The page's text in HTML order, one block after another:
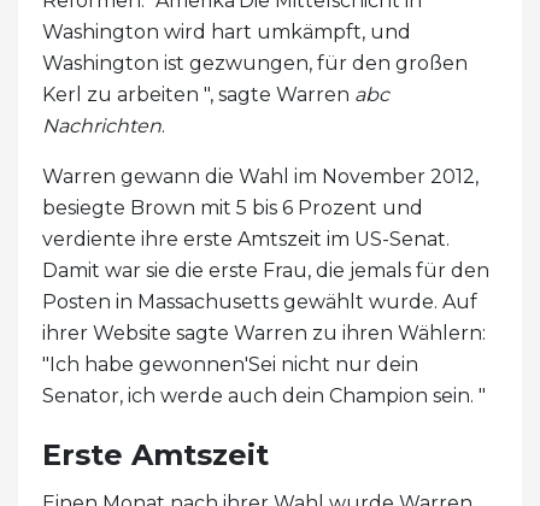
Washington wird hart umkämpft, und
Washington ist gezwungen, für den großen
Kerl zu arbeiten ", sagte Warren abc
Nachrichten.
Warren gewann die Wahl im November 2012,
besiegte Brown mit 5 bis 6 Prozent und
verdiente ihre erste Amtszeit im US-Senat.
Damit war sie die erste Frau, die jemals für den
Posten in Massachusetts gewählt wurde. Auf
ihrer Website sagte Warren zu ihren Wählern:
"Ich habe gewonnen'Sei nicht nur dein
Senator, ich werde auch dein Champion sein. "
Erste Amtszeit